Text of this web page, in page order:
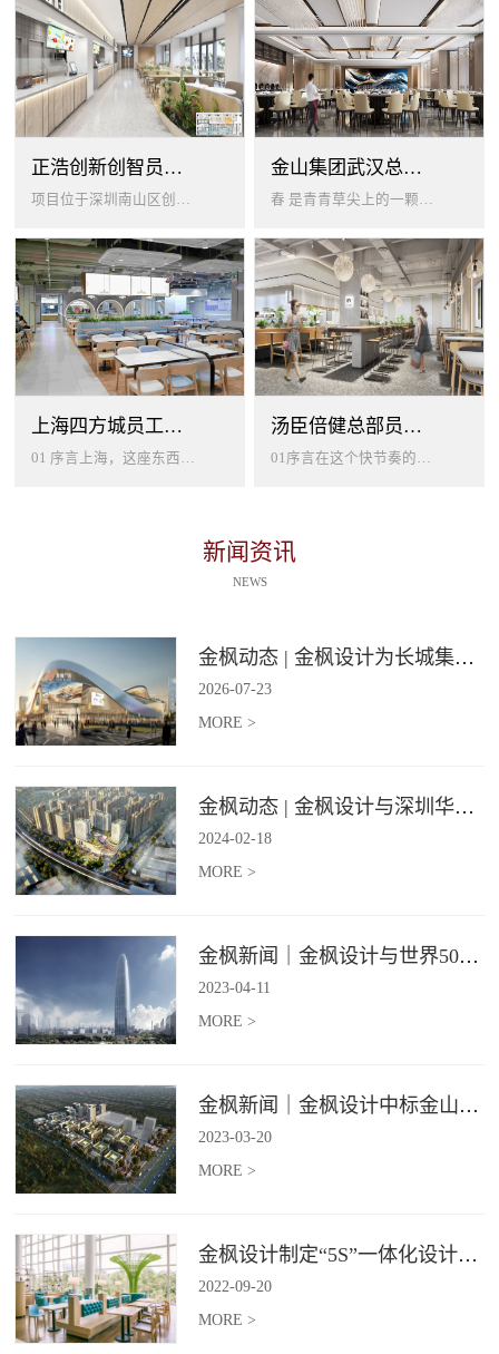
正浩创新创智员工餐厅
项目位于深圳南山区创智云城，服务正浩企业全体员工及来访亲友，总建筑面积 1537㎡，室内座位 450 座、室外休闲外摆 ...
金山集团武汉总部员工食堂设计
春 是青青草尖上的一颗露珠夏 是粼波湖面中倒映的晚霞秋 是宁静山谷里的一片落叶冬 是白雪中屹立不倒的松柏... ...0...
上海四方城员工美食餐厅设计
01 序言上海，这座东西方文化交汇的国际大都市，以其独特的魅力吸引着世界各地的人才。历史与现代、传统与创新在这里交织碰撞...
汤臣倍健总部员工餐厅设计
01序言在这个快节奏的时代工作压力如同无形的紧箍让大家的生活几乎被工作填满现代企业也越来越重视员工的身心健康所以我们始终...
新闻资讯
NEWS
金枫动态 | 金枫设计为长城集团爱情广场打造汽车文化主题美食食集
2026-07-23
MORE >
金枫动态 | 金枫设计与深圳华强集团携手打造华强商业旗舰项目——宝安华强广场美食街区
2024-02-18
MORE >
金枫新闻｜金枫设计与世界500强—索迪斯集团合作，携手打造广州星河湾中心美食广场
2023-04-11
MORE >
金枫新闻｜金枫设计中标金山集团餐饮楼设计项目，打造科学与艺术相结合的就餐空间
2023-03-20
MORE >
金枫设计制定“5S”一体化设计标准，让商业全案设计导入团餐空间规划
2022-09-20
MORE >